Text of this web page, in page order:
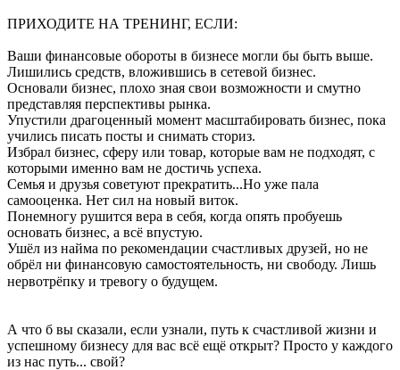
ПРИХОДИТЕ НА ТРЕНИНГ, ЕСЛИ:
Ваши финансовые обороты в бизнесе могли бы быть выше.
Лишились средств, вложившись в сетевой бизнес.
Основали бизнес, плохо зная свои возможности и смутно
представляя перспективы рынка.
Упустили драгоценный момент масштабировать бизнес, пока
учились писать посты и снимать сториз.
Избрал бизнес, сферу или товар, которые вам не подходят, с
которыми именно вам не достичь успеха.
Семья и друзья советуют прекратить...Но уже пала
самооценка. Нет сил на новый виток.
Понемногу рушится вера в себя, когда опять пробуешь
основать бизнес, а всё впустую.
Ушёл из найма по рекомендации счастливых друзей, но не
обрёл ни финансовую самостоятельность, ни свободу. Лишь
нервотрёпку и тревогу о будущем. ⠀
А что б вы сказали, если узнали, путь к счастливой жизни и
успешному бизнесу для вас всё ещё открыт? Просто у каждого
из нас путь... свой?